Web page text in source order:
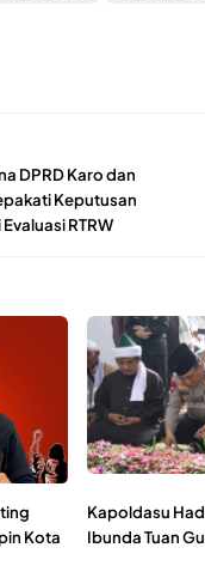
DPRD Karo dan
Keputusan
RTRW
Kota
Kapoldasu
Ibunda Tuan